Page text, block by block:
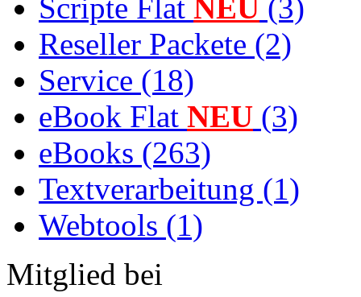
Scripte Flat NEU (3)
Reseller Packete (2)
Service (18)
eBook Flat NEU (3)
eBooks (263)
Textverarbeitung (1)
Webtools (1)
Mitglied bei